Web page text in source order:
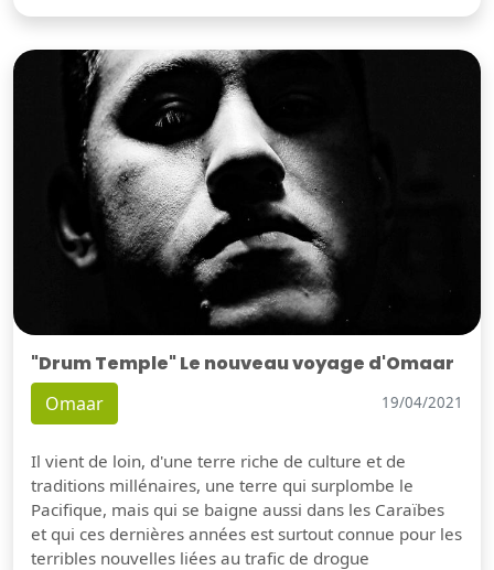
"Drum Temple" Le nouveau voyage d'Omaar
Omaar 19/04/2021
Il vient de loin, d'une terre riche de culture et de
traditions millénaires, une terre qui surplombe le
Pacifique, mais qui se baigne aussi dans les Caraïbes
et qui ces dernières années est surtout connue pour les
terribles nouvelles liées au trafic de drogue